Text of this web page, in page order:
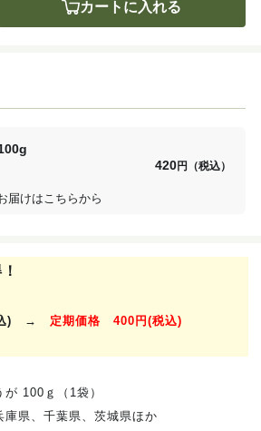
カートに入れる
420円（税込）
届けはこちらから
込) → 定期価格 400円(税込)
100ｇ（1袋）
庫県、千葉県、茨城県ほか